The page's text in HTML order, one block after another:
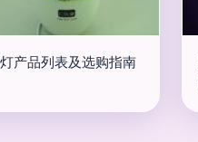
产品列表及选购指南